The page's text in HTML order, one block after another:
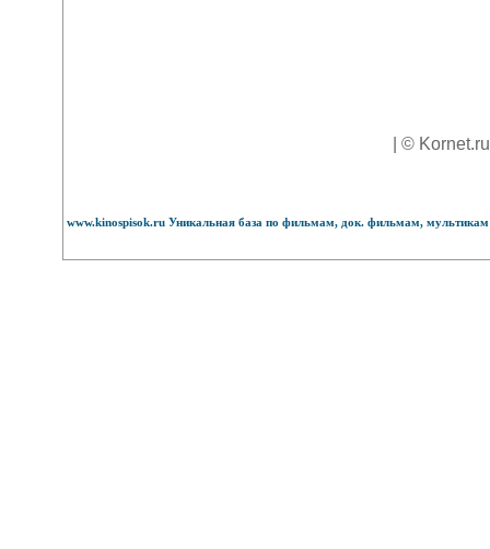
| ©
www.kinospisok.ru Уникальная база по фильмам, док. фильмам,